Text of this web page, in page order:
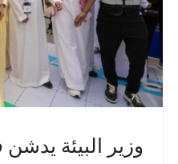
وزير البيئة